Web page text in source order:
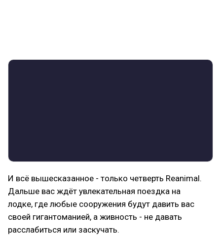
И всё вышесказанное - только четверть Reanimal.
Дальше вас ждёт увлекательная поездка на
лодке, где любые сооружения будут давить вас
своей гигантоманией, а живность - не давать
расслабиться или заскучать.